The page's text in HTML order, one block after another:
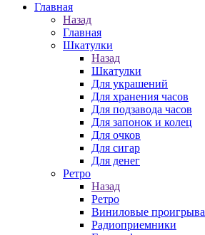
Главная
Назад
Главная
Шкатулки
Назад
Шкатулки
Для украшений
Для хранения часов
Для подзавода часов
Для запонок и колец
Для очков
Для сигар
Для денег
Ретро
Назад
Ретро
Виниловые
Радиоприемники